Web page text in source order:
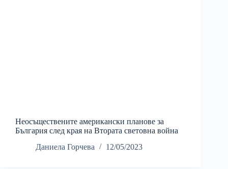
Неосъществените американски планове за
България след края на Втората световна война
Даниела Горчева
12/05/2023